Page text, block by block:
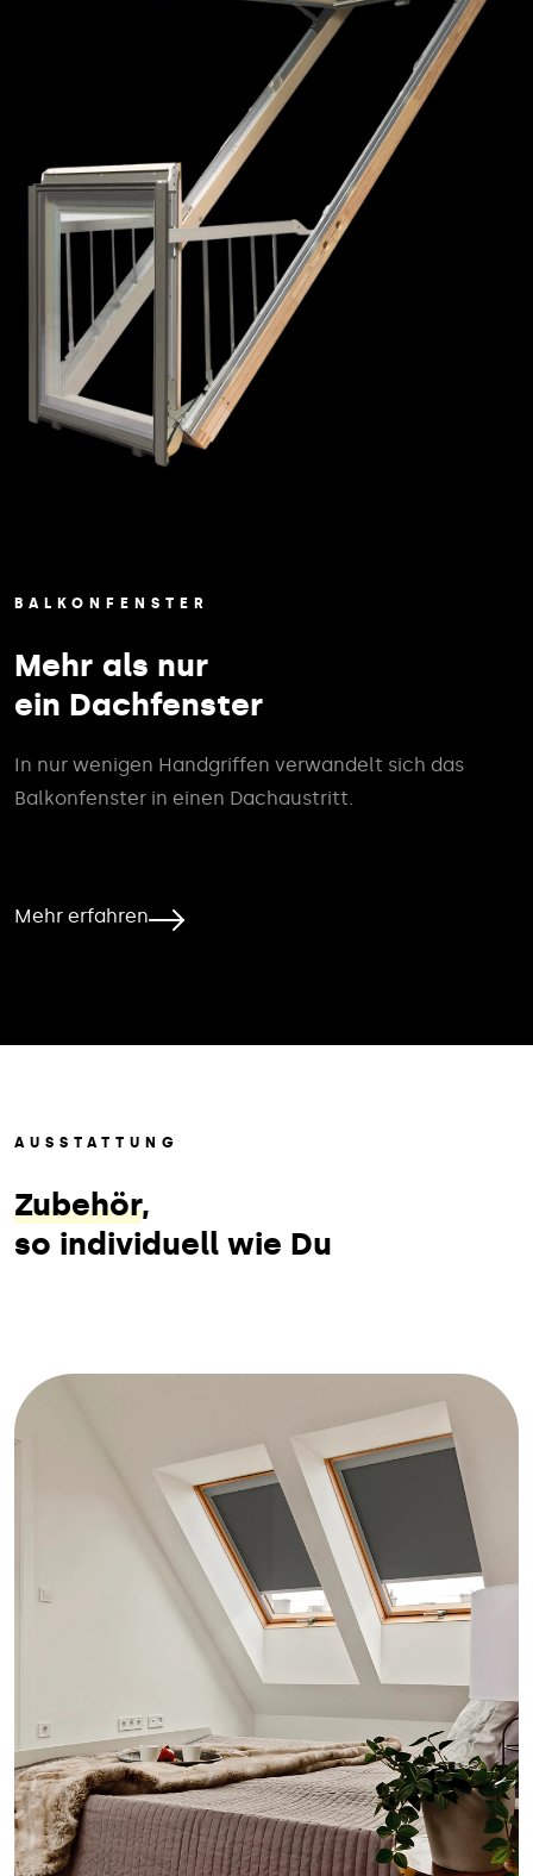
BALKONFENSTER
Mehr als nur
ein Dachfenster
In nur wenigen Handgriffen verwandelt sich das
Balkonfenster in einen Dachaustritt.
Mehr erfahren
AUSSTATTUNG
Zubehör,
so individuell wie Du